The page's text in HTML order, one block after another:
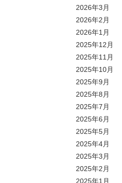
2026年3月
2026年2月
2026年1月
2025年12月
2025年11月
2025年10月
2025年9月
2025年8月
2025年7月
2025年6月
2025年5月
2025年4月
2025年3月
2025年2月
2025年1月